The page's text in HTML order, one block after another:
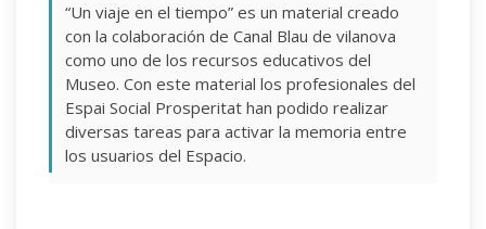
“Un viaje en el tiempo” es un material creado
con la colaboración de Canal Blau de vilanova
como uno de los recursos educativos del
Museo. Con este material los profesionales del
Espai Social Prosperitat han podido realizar
diversas tareas para activar la memoria entre
los usuarios del Espacio.